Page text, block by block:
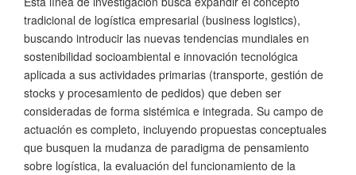
tradicional de logística empresarial (business logistics),
buscando introducir las nuevas tendencias mundiales en
sostenibilidad socioambiental e innovación tecnológica
aplicada a sus actividades primarias (transporte, gestión de
stocks y procesamiento de pedidos) que deben ser
consideradas de forma sistémica e integrada. Su campo de
actuación es completo, incluyendo propuestas conceptuales
que busquen la mudanza de paradigma de pensamiento
sobre logística, la evaluación del funcionamiento de la